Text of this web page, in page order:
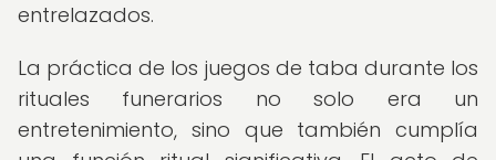
entrelazados.
La práctica de los juegos de taba durante los
rituales funerarios no solo era un
entretenimiento, sino que también cumplía